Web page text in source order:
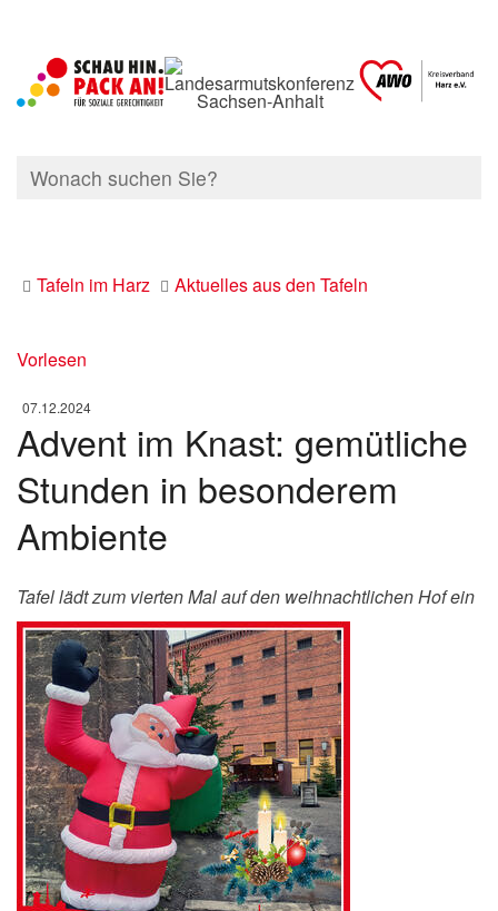
Tafeln im Harz Aktuelles aus den Tafeln
Vorlesen
07.12.2024
Advent im Knast: gemütliche
Stunden in besonderem
Ambiente
Tafel lädt zum vierten Mal auf den weihnachtlichen Hof ein